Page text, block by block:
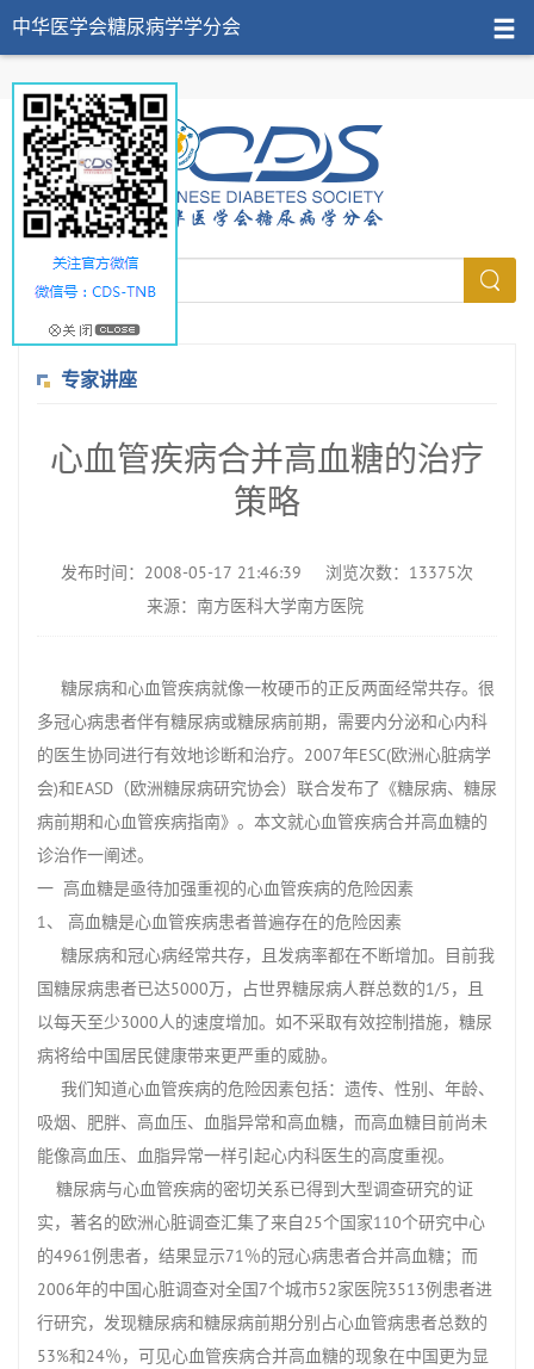
中华医学会糖尿病学学分会
专家讲座
心血管疾病合并高血糖的治疗
策略
发布时间：2008-05-17 21:46:39
浏览次数：13375次
来源：南方医科大学南方医院
糖尿病和心血管疾病就像一枚硬币的正反两面经常共存。很
多冠心病患者伴有糖尿病或糖尿病前期，需要内分泌和心内科
的医生协同进行有效地诊断和治疗。2007年ESC(欧洲心脏病学
会)和EASD（欧洲糖尿病研究协会）联合发布了《糖尿病、糖尿
病前期和心血管疾病指南》。本文就心血管疾病合并高血糖的
诊治作一阐述。
一 高血糖是亟待加强重视的心血管疾病的危险因素
1、 高血糖是心血管疾病患者普遍存在的危险因素
糖尿病和冠心病经常共存，且发病率都在不断增加。目前我
国糖尿病患者已达5000万，占世界糖尿病人群总数的1/5，且
以每天至少3000人的速度增加。如不采取有效控制措施，糖尿
病将给中国居民健康带来更严重的威胁。
我们知道心血管疾病的危险因素包括：遗传、性别、年龄、
吸烟、肥胖、高血压、血脂异常和高血糖，而高血糖目前尚未
能像高血压、血脂异常一样引起心内科医生的高度重视。
糖尿病与心血管疾病的密切关系已得到大型调查研究的证
实，著名的欧洲心脏调查汇集了来自25个国家110个研究中心
的4961例患者，结果显示71％的冠心病患者合并高血糖；而
2006年的中国心脏调查对全国7个城市52家医院3513例患者进
行研究，发现糖尿病和糖尿病前期分别占心血管病患者总数的
53%和24％，可见心血管疾病合并高血糖的现象在中国更为显